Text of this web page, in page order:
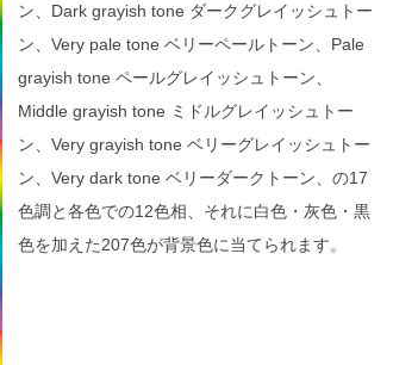
ン、Dark grayish tone ダークグレイッシュトー
ン、Very pale tone ベリーペールトーン、Pale
grayish tone ペールグレイッシュトーン、
Middle grayish tone ミドルグレイッシュトー
ン、Very grayish tone ベリーグレイッシュトー
ン、Very dark tone ベリーダークトーン、の17
色調と各色での12色相、それに白色・灰色・黒
色を加えた207色が背景色に当てられます。